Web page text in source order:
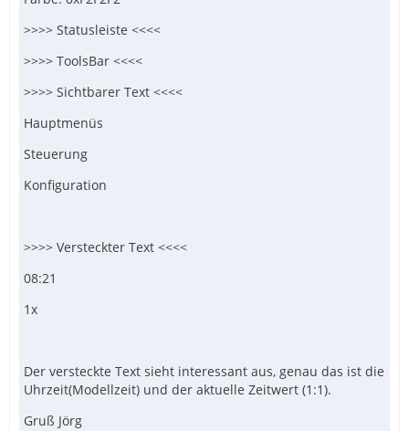
>>>> Statusleiste <<<<
>>>> ToolsBar <<<<
>>>> Sichtbarer Text <<<<
Hauptmenüs
Steuerung
Konfiguration
>>>> Versteckter Text <<<<
08:21
1x
Der versteckte Text sieht interessant aus, genau das ist die
Uhrzeit(Modellzeit) und der aktuelle Zeitwert (1:1).
Gruß Jörg